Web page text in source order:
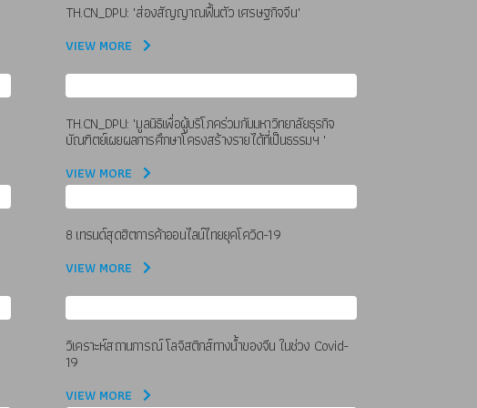
TH.CN_DPU: "ส่องสัญญาณฟื้นตัว เศรษฐกิจจีน"
VIEW MORE
TH.CN_DPU: "มูลนิธิเพื่อผู้บริโภคร่วมกับมหาวิทยาลัยธุรกิจ
บัณฑิตย์เผยผลการศึกษาโครงสร้างรายได้ที่เป็นธรรมฯ "
VIEW MORE
8 เทรนด์สุดฮิตการค้าออนไลน์ไทยยุคโควิด-19
VIEW MORE
วิเคราะห์สถานการณ์ โลจิสติกส์ทางน้ำของจีน ในช่วง Covid-
19
VIEW MORE